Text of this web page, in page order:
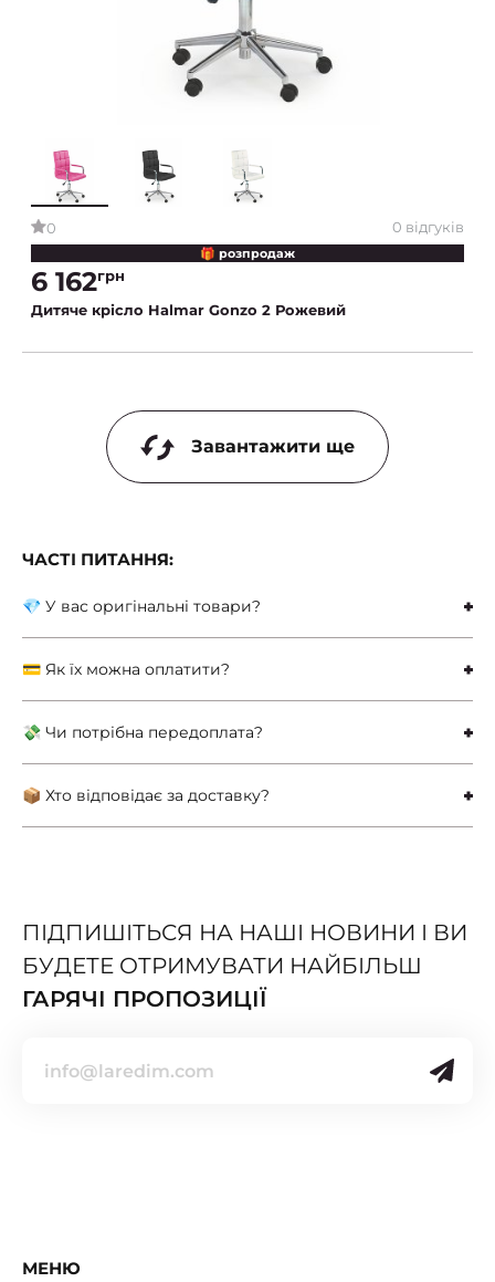
0 0 відгуків
🎁 розпродаж
6 162грн
Дитяче крісло Halmar Gonzo 2 Рожевий
Завантажити ще
ЧАСТІ ПИТАННЯ:
💎 У вас оригінальні товари?
💳 Як їх можна оплатити?
💸 Чи потрібна передоплата?
📦 Хто відповідає за доставку?
ПІДПИШІТЬСЯ НА НАШІ НОВИНИ І ВИ
БУДЕТЕ ОТРИМУВАТИ НАЙБІЛЬШ
ГАРЯЧІ ПРОПОЗИЦІЇ
МЕНЮ